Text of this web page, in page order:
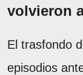
volvieron
El trasfondo
episodios